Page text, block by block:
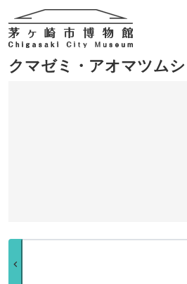
クマゼミ・アオマツムシ
chevron_left